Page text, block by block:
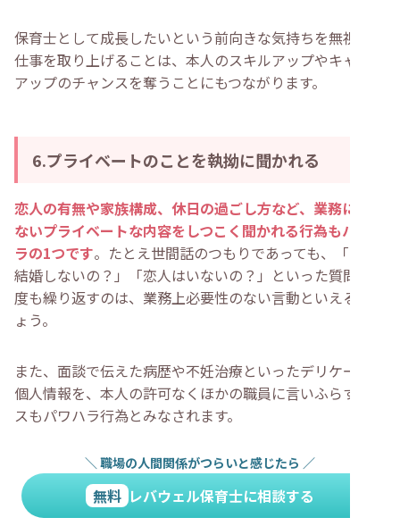
保育士として成長したいという前向きな気持ちを無視して
仕事を取り上げることは、本人のスキルアップやキャリア
アップのチャンスを奪うことにもつながります。
6.プライベートのことを執拗に聞かれる
恋人の有無や家族構成、休日の過ごし方など、業務に関係
ないプライベートな内容をしつこく聞かれる行為もパワハ
ラの1つです。たとえ世間話のつもりであっても、「まだ
結婚しないの？」「恋人はいないの？」といった質問を何
度も繰り返すのは、業務上必要性のない言動といえるでし
ょう。
また、面談で伝えた病歴や不妊治療といったデリケートな
個人情報を、本人の許可なくほかの職員に言いふらすケー
スもパワハラ行為とみなされます。
＼ 職場の人間関係がつらいと感じたら ／
無料 レバウェル保育士に相談する